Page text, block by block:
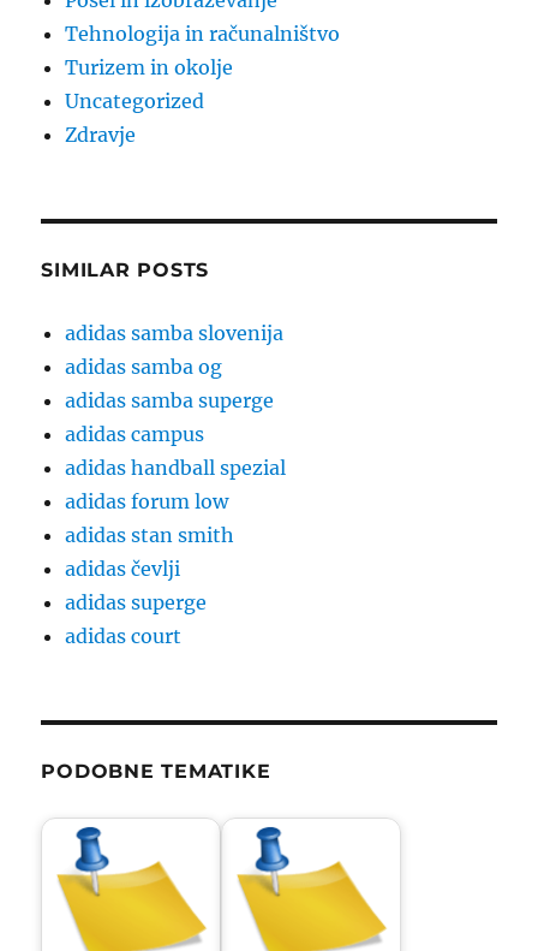
Tehnologija in računalništvo
Turizem in okolje
Uncategorized
Zdravje
SIMILAR POSTS
adidas samba slovenija
adidas samba og
adidas samba superge
adidas campus
adidas handball spezial
adidas forum low
adidas stan smith
adidas čevlji
adidas superge
adidas court
PODOBNE TEMATIKE